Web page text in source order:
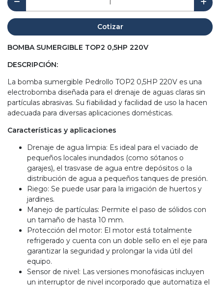
Cotizar
BOMBA SUMERGIBLE TOP2 0,5HP 220V
DESCRIPCIÓN:
La bomba sumergible Pedrollo TOP2 0,5HP 220V es una
electrobomba diseñada para el drenaje de aguas claras sin
partículas abrasivas. Su fiabilidad y facilidad de uso la hacen
adecuada para diversas aplicaciones domésticas.
Características y aplicaciones
Drenaje de agua limpia: Es ideal para el vaciado de
pequeños locales inundados (como sótanos o
garajes), el trasvase de agua entre depósitos o la
distribución de agua a pequeños tanques de presión.
Riego: Se puede usar para la irrigación de huertos y
jardines.
Manejo de partículas: Permite el paso de sólidos con
un tamaño de hasta 10 mm.
Protección del motor: El motor está totalmente
refrigerado y cuenta con un doble sello en el eje para
garantizar la seguridad y prolongar la vida útil del
equipo.
Sensor de nivel: Las versiones monofásicas incluyen
un interruptor de nivel incorporado que automatiza el